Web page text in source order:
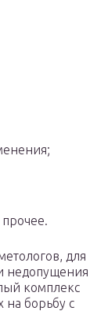
для
недопущения
комплекс
на борьбу с